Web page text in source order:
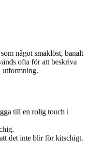
något smaklöst, banalt
ofta för att beskriva
utformning.
till en rolig touch i
det inte blir för kitschigt.